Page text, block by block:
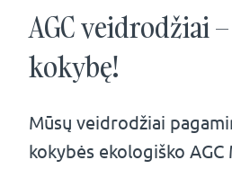
AGC veidrodžiai
kokybę!
Mūsų veidrodžiai
kokybės ekologiško